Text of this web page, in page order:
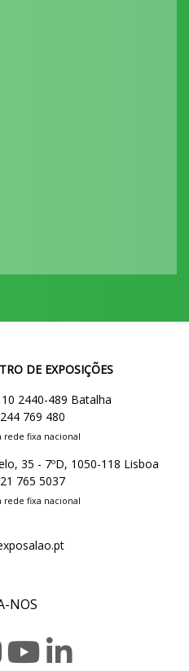
DE EXPOSIÇÕES
2440-489 Batalha
769 480
rede fixa nacional
35 - 7ºD, 1050-118 Lisboa
765 5037
rede fixa nacional
NOS